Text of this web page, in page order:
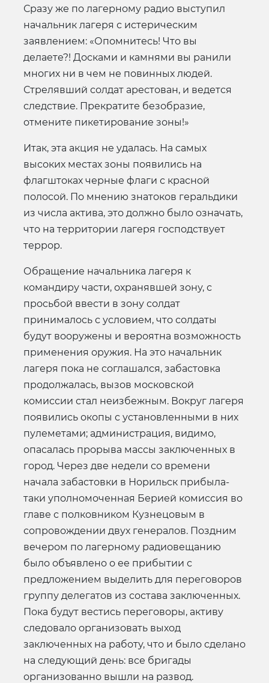
Сразу же по лагерному радио выступил
начальник лагеря с истерическим
заявлением: «Опомнитесь! Что вы
делаете?! Досками и камнями вы ранили
многих ни в чем не повинных людей.
Стрелявший солдат арестован, и ведется
следствие. Прекратите безобразие,
отмените пикетирование зоны!»
Итак, эта акция не удалась. На самых
высоких местах зоны появились на
флагштоках черные флаги с красной
полосой. По мнению знатоков геральдики
из числа актива, это должно было означать,
что на территории лагеря господствует
террор.
Обращение начальника лагеря к
командиру части, охранявшей зону, с
просьбой ввести в зону солдат
принималось с условием, что солдаты
будут вооружены и вероятна возможность
применения оружия. На это начальник
лагеря пока не соглашался, забастовка
продолжалась, вызов московской
комиссии стал неизбежным. Вокруг лагеря
появились окопы с установленными в них
пулеметами; администрация, видимо,
опасалась прорыва массы заключенных в
город. Через две недели со времени
начала забастовки в Норильск прибыла-
таки уполномоченная Берией комиссия во
главе с полковником Кузнецовым в
сопровождении двух генералов. Поздним
вечером по лагерному радиовещанию
было объявлено о ее прибытии с
предложением выделить для переговоров
группу делегатов из состава заключенных.
Пока будут вестись переговоры, активу
следовало организовать выход
заключенных на работу, что и было сделано
на следующий день: все бригады
организованно вышли на развод.